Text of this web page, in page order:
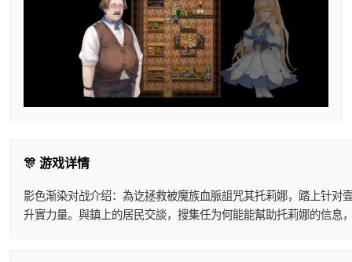
🎊 游戏详情
影色渐染对战介绍：為讫拯救被魔族血脈詛咒其托莉娜，踏上针
升實力量。與鎮上的居民交談，搜集任为何能能幫助托莉娜的信